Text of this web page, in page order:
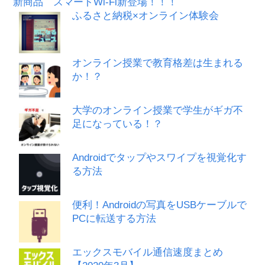
ふるさと納税×オンライン体験会
オンライン授業で教育格差は生まれる
か！？
大学のオンライン授業で学生がギガ不
足になっている！？
Androidでタップやスワイプを視覚化す
る方法
便利！Androidの写真をUSBケーブルで
PCに転送する方法
エックスモバイル通信速度まとめ